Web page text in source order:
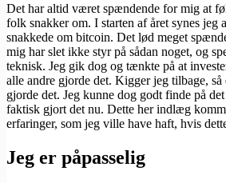
Det har altid været spændende for mig at
folk snakker om. I starten af året synes jeg
snakkede om bitcoin. Det lød meget
mig har slet ikke styr på sådan noget, og
teknisk. Jeg gik dog og tænkte på at
alle andre gjorde det. Kigger jeg tilbage,
gjorde det. Jeg kunne dog godt finde på
faktisk gjort det nu. Dette her indlæg
erfaringer, som jeg ville have haft, hvis
Jeg er påpasselig